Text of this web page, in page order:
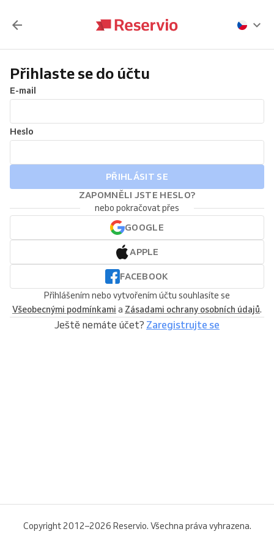
Přihlaste se do účtu
E-mail
Heslo
PŘIHLÁSIT SE
ZAPOMNĚLI JSTE HESLO?
nebo pokračovat přes
GOOGLE
APPLE
FACEBOOK
Přihlášením nebo vytvořením účtu souhlasíte se
Všeobecnými podmínkami a Zásadami ochrany osobních údajů.
Ještě nemáte účet? Zaregistrujte se
Copyright 2012–2026 Reservio. Všechna práva vyhrazena.